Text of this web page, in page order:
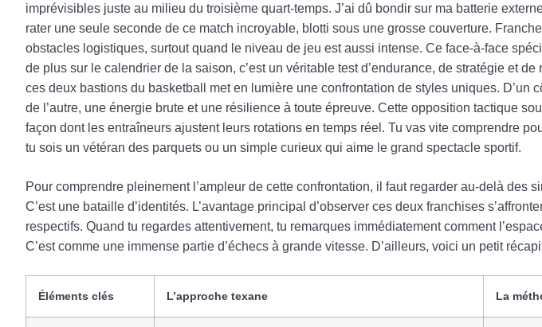
imprévisibles juste au milieu du troisième quart-temps. J’ai dû bondir sur ma batterie
rater une seule seconde de ce match incroyable, blotti sous une grosse couverture.
obstacles logistiques, surtout quand le niveau de jeu est aussi intense. Ce face-à-face
de plus sur le calendrier de la saison, c’est un véritable test d’endurance, de stratégie et
ces deux bastions du basketball met en lumière une confrontation de styles uniques. D’un
de l’autre, une énergie brute et une résilience à toute épreuve. Cette opposition tactique
façon dont les entraîneurs ajustent leurs rotations en temps réel. Tu vas vite comprendre
tu sois un vétéran des parquets ou un simple curieux qui aime le grand spectacle sportif.
Pour comprendre pleinement l’ampleur de cette confrontation, il faut regarder au-delà des
C’est une bataille d’identités. L’avantage principal d’observer ces deux franchises
respectifs. Quand tu regardes attentivement, tu remarques immédiatement comment
C’est comme une immense partie d’échecs à grande vitesse. D’ailleurs, voici un petit
Éléments clés L’approche texane La